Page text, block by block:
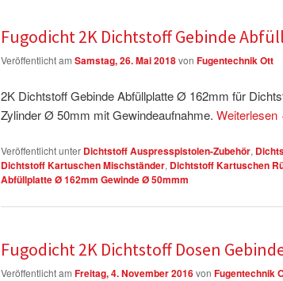
Fugodicht 2K Dichtstoff Gebinde
Veröffentlicht am Samstag, 26. Mai 2018von Fugentechnik Ott
2K Dichtstoff Gebinde Abfüllplatte Ø 162mm für
Zylinder Ø 50mm mit Gewindeaufnahme. Weiterlesen
Veröffentlicht unter Dichtstoff Auspresspistolen-Zubehör,
Dichtstoff Kartuschen Mischständer, Dichtstoff Kartuschen
Abfüllplatte Ø 162mm Gewinde Ø 50mmm
Fugodicht 2K Dichtstoff Dosen
Veröffentlicht am Freitag, 4. November 2016von Fugentechnik